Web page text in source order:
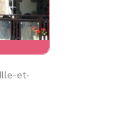
pers
et-